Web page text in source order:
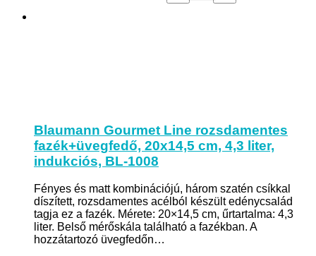
Blaumann Gourmet Line rozsdamentes
fazék+üvegfedő, 20x14,5 cm, 4,3 liter,
indukciós, BL-1008
Fényes és matt kombinációjú, három szatén csíkkal
díszített, rozsdamentes acélból készült edénycsalád
tagja ez a fazék. Mérete: 20×14,5 cm, űrtartalma: 4,3
liter. Belső mérőskála található a fazékban. A
hozzátartozó üvegfedőn…